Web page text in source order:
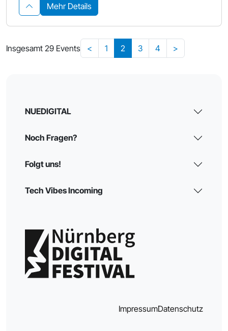
Mehr Details
Insgesamt 29 Events < 1 2 3 4 >
NUEDIGITAL
Noch Fragen?
Folgt uns!
Tech Vibes Incoming
ImpressumDatenschutz